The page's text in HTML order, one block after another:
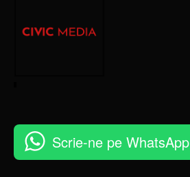
Scrie-ne pe WhatsApp